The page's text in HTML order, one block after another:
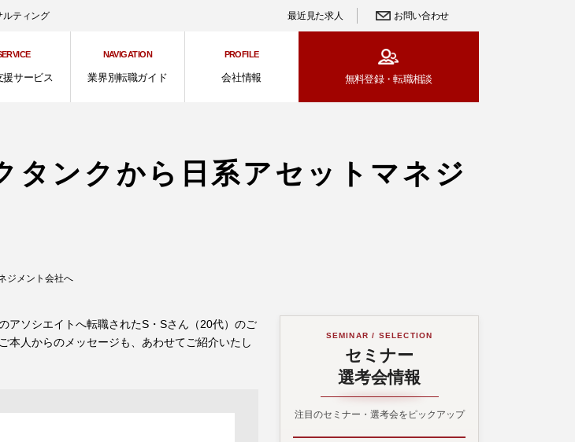
ティング 最近見た求人 お問い合わせ
援サービス
NAVIGATION
業界別転職ガイド
PROFILE
会社情報 無料登録・転職相談
タンクから日系アセットマネジ
ジメント会社へ
アソシエイトへ転職されたS・Sさん（20代）のご
本人からのメッセージも、あわせてご紹介いたし
SEMINAR / SELECTION
セミナー
選考会情報
注目のセミナー・選考会をピックアップ